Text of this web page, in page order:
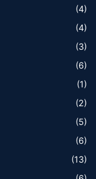
(4)
(4)
(3)
(6)
(1)
(2)
(5)
(6)
(13)